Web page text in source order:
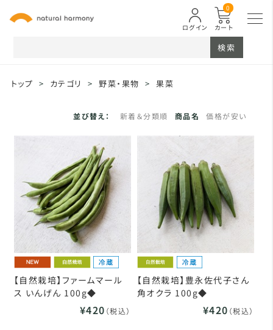
カート
0
ログイン
検索
トップ > カテゴリ > 野菜・果物 > 果菜
並び替え： 新着＆分類順 商品名 価格が安い
【自然栽培】ファームマール
ス いんげん 100g◆
¥420 （税込）
【自然栽培】豊永佐代子さん
角オクラ 100g◆
¥420 （税込）